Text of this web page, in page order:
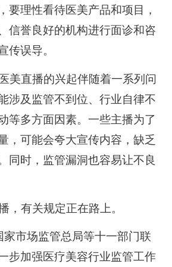
要理性看待医美产品和项目，
信誉良好的机构进行面诊和咨
传误导。
美直播的兴起伴随着一系列问
涉及监管不到位、行业自律不
等多方面因素。一些主播为了
，可能会夸大宣传内容，缺乏
同时，监管漏洞也容易让不良
，有关规定正在路上。
家市场监管总局等十一部门联
步加强医疗美容行业监管工作